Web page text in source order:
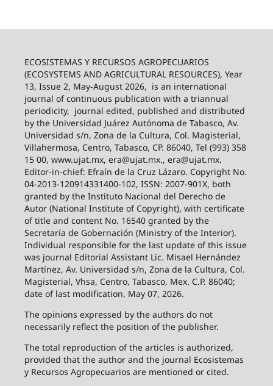
ECOSISTEMAS Y RECURSOS AGROPECUARIOS
(ECOSYSTEMS AND AGRICULTURAL RESOURCES), Year
13, Issue 2, May-August 2026, is an international
journal of continuous publication with a triannual
periodicity, journal edited, published and distributed
by the Universidad Juárez Autónoma de Tabasco, Av.
Universidad s/n, Zona de la Cultura, Col. Magisterial,
Villahermosa, Centro, Tabasco, CP. 86040, Tel (993) 358
15 00, www.ujat.mx, era@ujat.mx., era@ujat.mx.
Editor-in-chief: Efraín de la Cruz Lázaro. Copyright No.
04-2013-120914331400-102, ISSN: 2007-901X, both
granted by the Instituto Nacional del Derecho de
Autor (National Institute of Copyright), with certificate
of title and content No. 16540 granted by the
Secretaría de Gobernación (Ministry of the Interior).
Individual responsible for the last update of this issue
was journal Editorial Assistant Lic. Misael Hernández
Martínez, Av. Universidad s/n, Zona de la Cultura, Col.
Magisterial, Vhsa, Centro, Tabasco, Mex. C.P. 86040;
date of last modification, May 07, 2026.
The opinions expressed by the authors do not
necessarily reflect the position of the publisher.
The total reproduction of the articles is authorized,
provided that the author and the journal Ecosistemas
y Recursos Agropecuarios are mentioned or cited.